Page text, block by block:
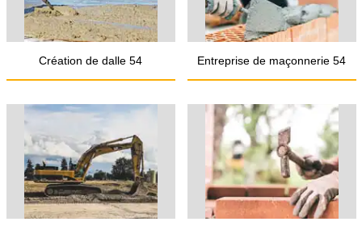
Création de dalle 54 Entreprise de maçonnerie 54